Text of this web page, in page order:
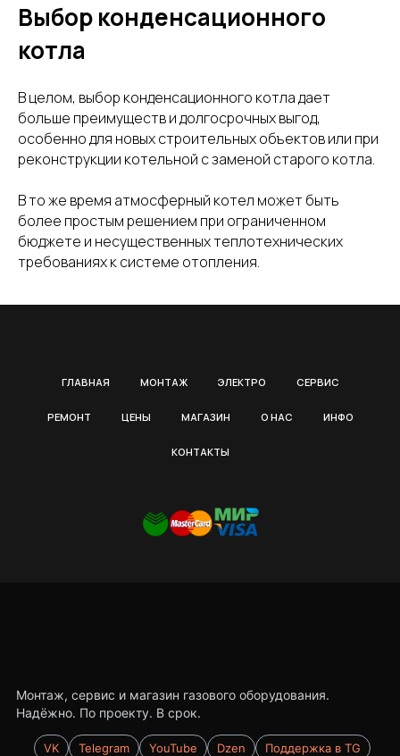
Выбор конденсационного
котла
В целом, выбор конденсационного котла дает
больше преимуществ и долгосрочных выгод,
особенно для новых строительных объектов или при
реконструкции котельной с заменой старого котла.
В то же время атмосферный котел может быть
более простым решением при ограниченном
бюджете и несущественных теплотехнических
требованиях к системе отопления.
ГЛАВНАЯ МОНТАЖ ЭЛЕКТРО СЕРВИС
РЕМОНТ ЦЕНЫ МАГАЗИН О НАС ИНФО
КОНТАКТЫ
Монтаж, сервис и магазин газового оборудования.
Надёжно. По проекту. В срок.
VK Telegram YouTube Dzen Поддержка в TG